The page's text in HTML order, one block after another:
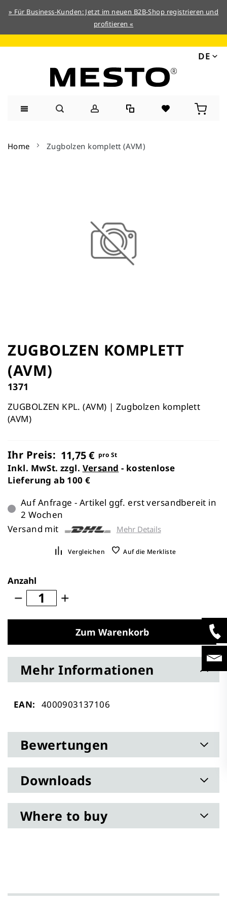
» Für Business-Kunden: Jetzt im neuen B2B-Shop registrieren und
profitieren «
DE
Inhalt
Home Zugbolzen komplett (AVM)
Anfang
der
Bildergalerie
springen
ZUGBOLZEN KOMPLETT
(AVM)
1371
ZUGBOLZEN KPL. (AVM) | Zugbolzen komplett
(AVM)
Ihr Preis: 11,75 € pro St
Inkl. MwSt. zzgl. Versand - kostenlose
Lieferung ab 100 €
Auf Anfrage - Artikel ggf. erst versandbereit in
2 Wochen
Versand mit
Mehr Details
Vergleichen Auf die Merkliste
Anzahl
Zum Warenkorb
Mehr Informationen
Mehr
4000903137106
Bewertungen
Downloads
Where to buy